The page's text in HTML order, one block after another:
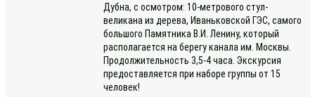
Дубна, с осмотром: 10-метрового стул-
великана из дерева, Иваньковской ГЭС, самого
большого Памятника В.И. Ленину, который
располагается на берегу канала им. Москвы.
Продолжительность 3,5-4 часа. Экскурсия
предоставляется при наборе группы от 15
человек!